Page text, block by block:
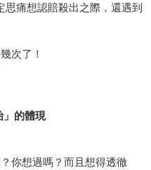
痛想認賠殺出之際，還遇到
次了！
」的體現
你想過嗎？而且想得透徹